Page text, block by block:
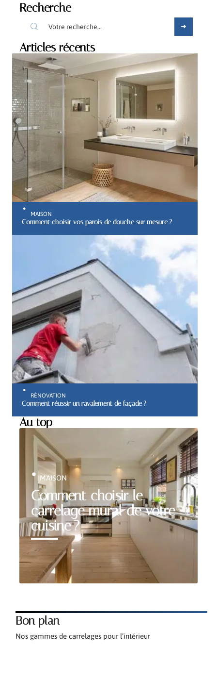
Recherche
Articles récents
MAISON
Comment choisir vos parois de douche sur mesure ?
RÉNOVATION
Comment réussir un ravalement de façade ?
Au top
Comment choisir le
carrelage mural de votre
cuisine ?
MAISON
Bon plan
Nos gammes de carrelages pour l’intérieur